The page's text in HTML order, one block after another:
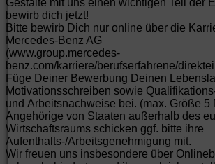
von Drittfirmen
Methodenentwicklung und
Verbesserung der Prozesse zur
vermeidung
Tätigkeiten im Nieder- und
Steuerungs- und Netzwerktechnik
Gestalte mit uns einen wichtigen Teil der
bewirb dich jetzt!
Bitte bewirb Dich nur online über die
Mercedes-Benz AG
(www.group.mercedes-
benz.com/karriere/berufserfahrene/
Füge Deiner Bewerbung Deinen
Motivationsschreiben sowie
und Arbeitsnachweise bei. (max. Größe 5
Angehörige von Staaten außerhalb des
Wirtschaftsraums schicken ggf. bitte ihre
Aufenthalts-/Arbeitsgenehmigung mit.
Wir freuen uns insbesondere über